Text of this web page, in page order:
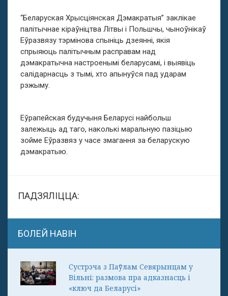
“Беларуская Хрысціянская Дэмакратыя” заклікае
палітычнае кіраўніцтва Літвы і Польшчы, чыноўнікаў
Еўразвязу тэрмінова спыніць дзеянні, якія
спрыяюць палітычным расправам над
дэмакратычна настроенымі беларусамі, і выявіць
салідарнасць з тымі, хто апынуўся пад ударам
рэжыму.
Еўрапейская будучыня Беларусі найбольш
залежыць ад таго, наколькі маральную пазіцыю
зойме Еўразвяз у часе змагання за беларускую
дэмакратыю.
ПАДЗЯЛІЦЦА:
БОЛЕЙ НАВІН
Сустрэча з Паўлам Севярынцам у
Вільні: размова пра адказнасць і
«ключ да Беларусі»